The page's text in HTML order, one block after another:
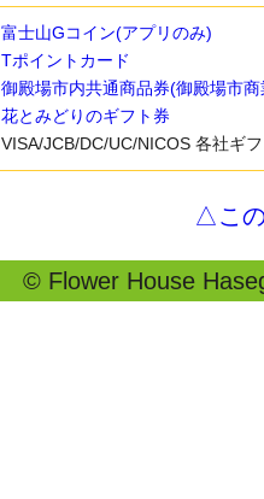
富士山Gコイン(アプリのみ)
Tポイントカード
御殿場市内共通商品券(御殿場市
花とみどりのギフト券
VISA/JCB/DC/UC/NICOS 各社ギ
△こ
© Flower House